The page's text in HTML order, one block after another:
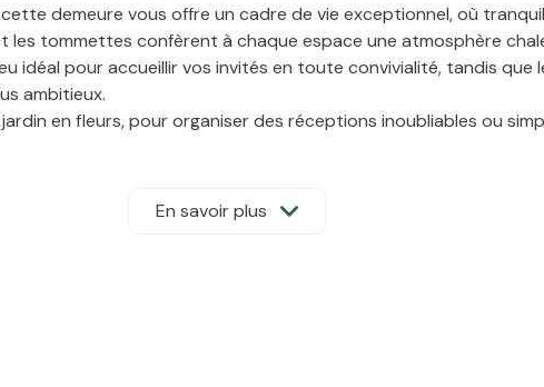
demeure vous offre un cadre de vie exceptionnel, où
les tommettes confèrent à chaque espace une atmosphère
idéal pour accueillir vos invités en toute convivialité, tandis
ambitieux.
en fleurs, pour organiser des réceptions inoubliables ou
En savoir plus